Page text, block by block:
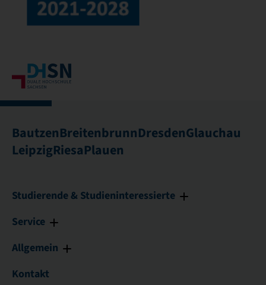
BautzenBreitenbrunnDresdenGlauchau
LeipzigRiesaPlauen
Studierende & Studieninteressierte
Service
Allgemein
Kontakt